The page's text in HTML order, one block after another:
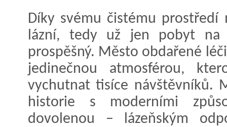
Díky svému čistému
lázní, tedy už jen pobyt na
prospěšný. Město obdařené
jedinečnou atmosférou,
vychutnat tisíce návštěvníků.
historie s moderními
dovolenou – lázeňským